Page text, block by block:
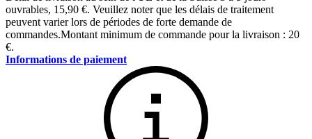
ouvrables, 15,90 €. Veuillez noter que les délais de traitement
peuvent varier lors de périodes de forte demande de
commandes.Montant minimum de commande pour la livraison : 20
€.
Informations de paiement